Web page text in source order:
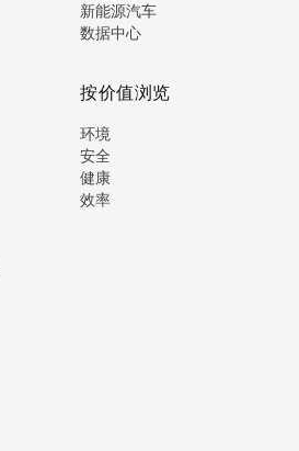
新能源汽车
数据中心
按价值浏览
环境
安全
健康
效率